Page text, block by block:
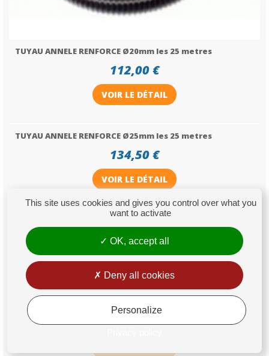
TUYAU ANNELE RENFORCE Ø20mm les 25 metres
112,00 €
VOIR LE DÉTAIL
TUYAU ANNELE RENFORCE Ø25mm les 25 metres
134,50 €
VOIR LE DÉTAIL
149,00 €
VOIR LE DÉTAIL
TUYAU ANNELE RENFORCE Ø40mm les 25 metres
204,00 €
This site uses cookies and gives you control over what you
want to activate
OK, accept all
Deny all cookies
Personalize